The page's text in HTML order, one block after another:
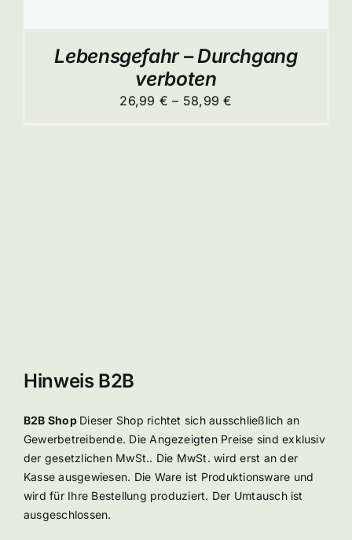
Lebensgefahr – Durchgang
verboten
26,99 € – 58,99€
26,99 €
Hinweis B2B
B2B Shop Dieser Shop richtet sich ausschließlich an
Gewerbetreibende. Die Angezeigten Preise sind exklusiv
der gesetzlichen MwSt.. Die MwSt. wird erst an der
Kasse ausgewiesen. Die Ware ist Produktionsware und
wird für Ihre Bestellung produziert. Der Umtausch ist
ausgeschlossen.